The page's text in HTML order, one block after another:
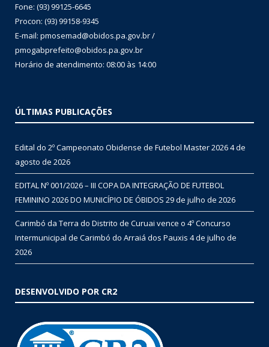
Fone: (93) 99125-6645
Procon: (93) 99158-9345
E-mail: pmosemad@obidos.pa.gov.br /
pmogabprefeito@obidos.pa.gov.br
Horário de atendimento: 08:00 às 14:00
ÚLTIMAS PUBLICAÇÕES
Edital do 2º Campeonato Obidense de Futebol Master 20264 de
agosto de 2026
EDITAL Nº 001/2026 – III COPA DA INTEGRAÇÃO DE FUTEBOL
FEMININO 2026 DO MUNICÍPIO DE ÓBIDOS 29 de julho de 2026
Carimbó da Terra do Distrito de Curuai vence o 4º Concurso
Intermunicipal de Carimbó do Arraiá dos Pauxis 4 de julho de
2026
DESENVOLVIDO POR CR2